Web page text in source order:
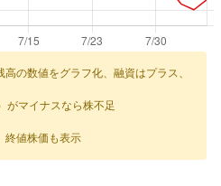
高の数値をグラフ化、融資はプラス、
がマイナスなら株不足
終値株価も表示